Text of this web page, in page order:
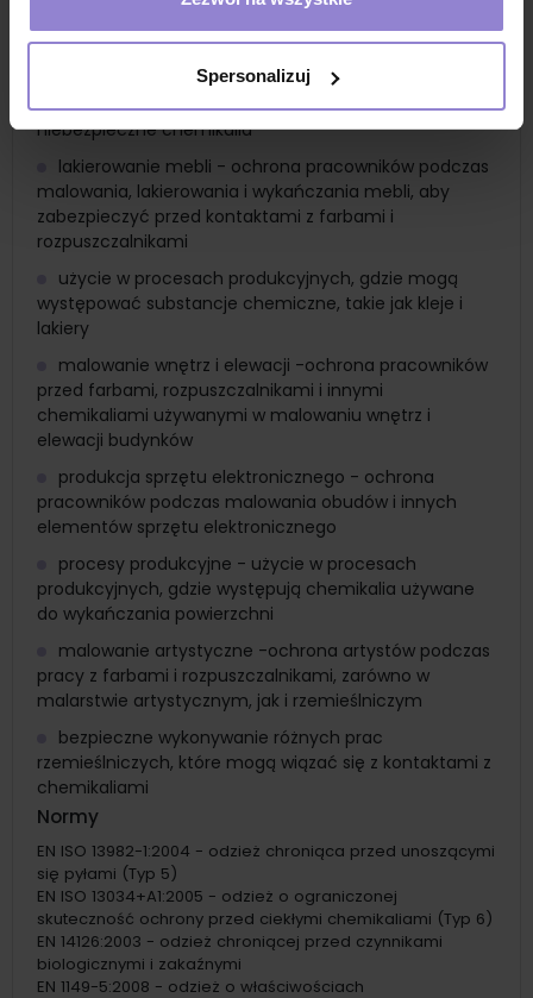
Spersonalizuj
środkami czyszczącymi
użycie podczas prac konserwacyjnych i
naprawczych, aby chronić przed ekspozycją na
niebezpieczne chemikalia
lakierowanie mebli - ochrona pracowników podczas
malowania, lakierowania i wykańczania mebli, aby
zabezpieczyć przed kontaktami z farbami i
rozpuszczalnikami
użycie w procesach produkcyjnych, gdzie mogą
występować substancje chemiczne, takie jak kleje i
lakiery
malowanie wnętrz i elewacji -ochrona pracowników
przed farbami, rozpuszczalnikami i innymi
chemikaliami używanymi w malowaniu wnętrz i
elewacji budynków
produkcja sprzętu elektronicznego - ochrona
pracowników podczas malowania obudów i innych
elementów sprzętu elektronicznego
procesy produkcyjne - użycie w procesach
produkcyjnych, gdzie występują chemikalia używane
do wykańczania powierzchni
malowanie artystyczne -ochrona artystów podczas
pracy z farbami i rozpuszczalnikami, zarówno w
malarstwie artystycznym, jak i rzemieślniczym
bezpieczne wykonywanie różnych prac
rzemieślniczych, które mogą wiązać się z kontaktami z
chemikaliami
Normy
EN ISO 13982-1:2004 - odzież chroniąca przed unoszącymi
się pyłami (Typ 5)
EN ISO 13034+A1:2005 - odzież o ograniczonej
skuteczność ochrony przed ciekłymi chemikaliami (Typ 6)
EN 14126:2003 - odzież chroniącej przed czynnikami
biologicznymi i zakaźnymi
EN 1149-5:2008 - odzież o właściwościach